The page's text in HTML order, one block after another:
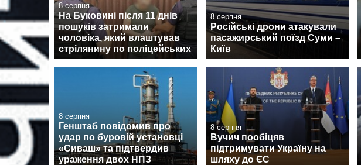
8 серпня
На Буковині після 11 днів
пошуків затримали
чоловіка, який влаштував
стрілянину по поліцейських
8 серпня
Російські дрони атакували
пасажирський поїзд Суми –
Київ
8 серпня
Генштаб повідомив про
удар по буровій установці
«Сиваш» та підтвердив
ураження двох НПЗ
8 серпня
Вучич пообіцяв
підтримувати Україну на
шляху до ЄС